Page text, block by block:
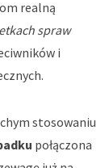
realną
spraw
i
stosowaniu
połączona